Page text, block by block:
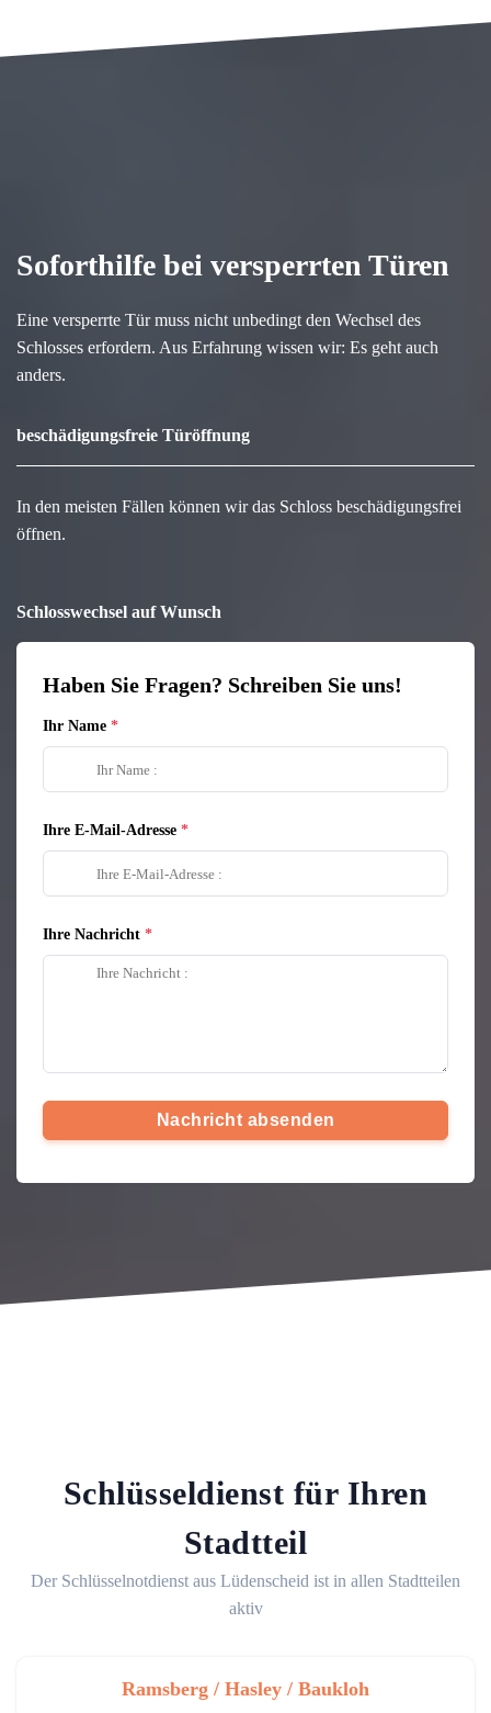
Soforthilfe bei versperrten Türen
Eine versperrte Tür muss nicht unbedingt den Wechsel des
Schlosses erfordern. Aus Erfahrung wissen wir: Es geht auch
anders.
beschädigungsfreie Türöffnung
In den meisten Fällen können wir das Schloss beschädigungsfrei
öffnen.
Schlosswechsel auf Wunsch
Haben Sie Fragen? Schreiben Sie uns!
Ihr Name
Ihre E-Mail-Adresse
Ihre Nachricht
Nachricht absenden
Schlüsseldienst für Ihren
Stadtteil
Der Schlüsselnotdienst aus Lüdenscheid ist in allen Stadtteilen
aktiv
Ramsberg / Hasley / Baukloh